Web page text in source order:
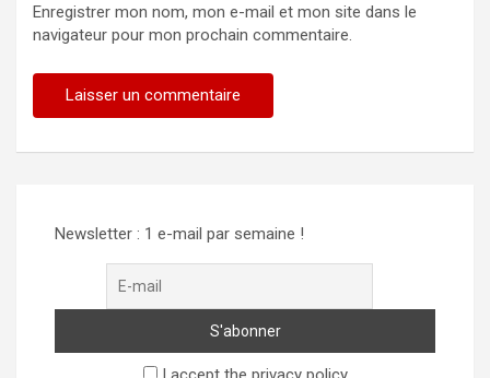
Enregistrer mon nom, mon e-mail et mon site dans le
navigateur pour mon prochain commentaire.
Newsletter : 1 e-mail par semaine !